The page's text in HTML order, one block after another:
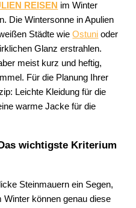
REISEN im Winter
Die Wintersonne in Apulien
Städte wieOstuni oder
Glanz erstrahlen.
meist kurz und heftig,
Für die Planung Ihrer
Leichte Kleidung für die
warme Jacke für die
wichtigste Kriterium
Steinmauern ein Segen,
können genau diese